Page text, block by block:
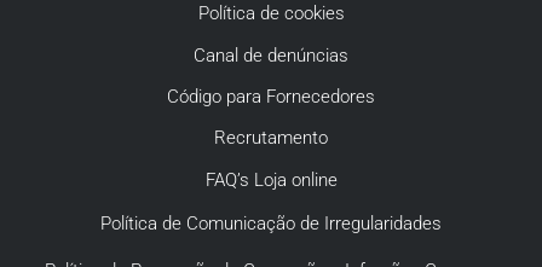
Política de cookies
Canal de denúncias
Código para Fornecedores
Recrutamento
FAQ’s Loja online
Política de Comunicação de Irregularidades